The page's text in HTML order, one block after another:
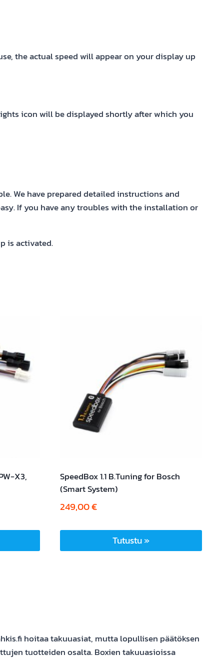
the actual speed will appear on your display up
icon will be displayed shortly after which you
We have prepared detailed instructions and
If you have any troubles with the installation or
is activated.
X3,
SpeedBox 1.1 B.Tuning for Bosch
(Smart System)
249,00€
Tutustu »
hoitaa takuuasiat, mutta lopullisen päätöksen
tuotteiden osalta. Boxien takuuasioissa